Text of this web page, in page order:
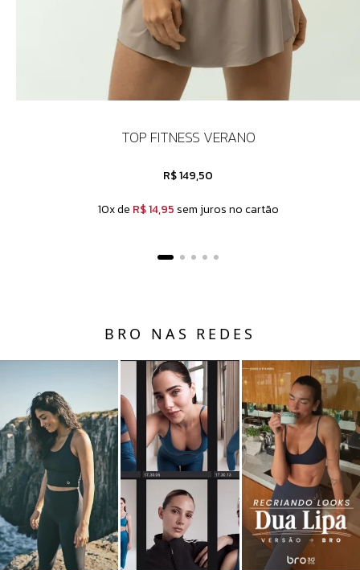
TOP FITNESS VERANO
R$ 149,50
10x de R$ 14,95 sem juros no cartão
BRO NAS REDES